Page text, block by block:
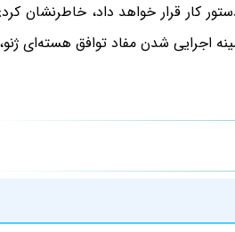
کار قرار خواهد داد، خاطرنشان کرد:
اجرایی شدن مفاد توافق هسته‌ای ژنو،